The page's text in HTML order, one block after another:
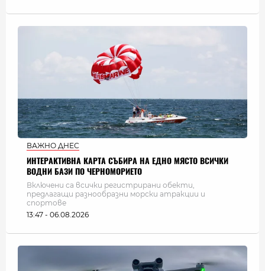
ВАЖНО ДНЕС
ИНТЕРАКТИВНА КАРТА СЪБИРА НА ЕДНО МЯСТО ВСИЧКИ
ВОДНИ БАЗИ ПО ЧЕРНОМОРИЕТО
Включени са всички регистрирани обекти,
предлагащи разнообразни морски атракции и
спортове
13:47 - 06.08.2026